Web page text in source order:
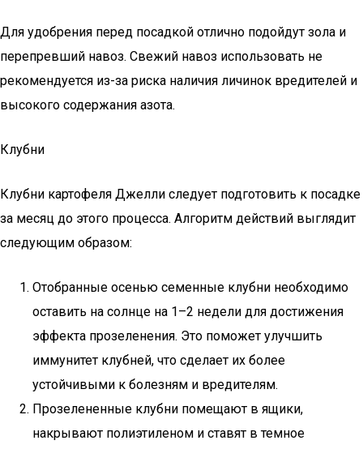
Для удобрения перед посадкой отлично подойдут зола и
перепревший навоз. Свежий навоз использовать не
рекомендуется из-за риска наличия личинок вредителей и
высокого содержания азота.
Клубни
Клубни картофеля Джелли следует подготовить к посадке
за месяц до этого процесса. Алгоритм действий выглядит
следующим образом:
Отобранные осенью семенные клубни необходимо
оставить на солнце на 1–2 недели для достижения
эффекта прозеленения. Это поможет улучшить
иммунитет клубней, что сделает их более
устойчивыми к болезням и вредителям.
Прозелененные клубни помещают в ящики,
накрывают полиэтиленом и ставят в темное